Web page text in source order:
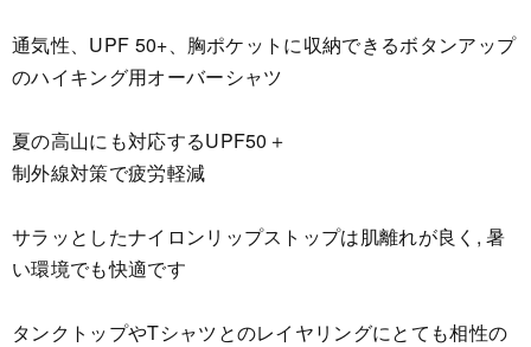
通気性、UPF 50+、胸ポケットに収納できるボタンアップ
のハイキング用オーバーシャツ
夏の高山にも対応するUPF50＋
制外線対策で疲労軽減
サラッとしたナイロンリップストップは肌離れが良く, 暑
い環境でも快適です
タンクトップやTシャツとのレイヤリングにとても相性の